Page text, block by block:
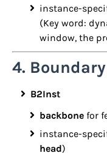
instance-
(Key word:
window, the
4.
B2Inst
backbone for
instance-
head)